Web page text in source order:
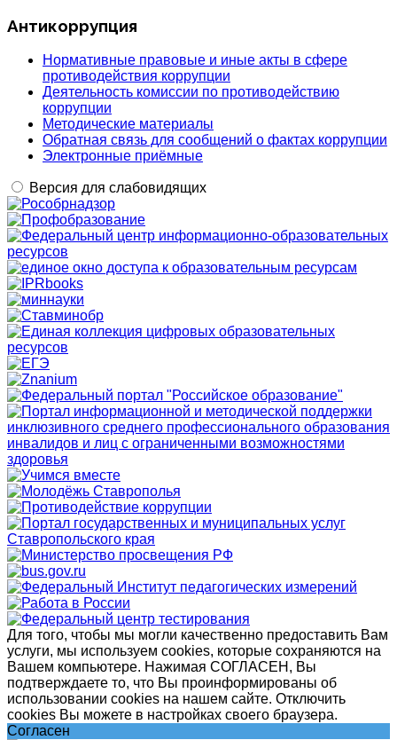
Антикоррупция
Нормативные правовые и иные акты в сфере
противодействия коррупции
Деятельность комиссии по противодействию
коррупции
Методические материалы
Обратная связь для сообщений о фактах коррупции
Электронные приёмные
Версия для слабовидящих
Для того, чтобы мы могли качественно предоставить Вам
услуги, мы используем cookies, которые сохраняются на
Вашем компьютере. Нажимая СОГЛАСЕН, Вы
подтверждаете то, что Вы проинформированы об
использовании cookies на нашем сайте. Отключить
cookies Вы можете в настройках своего браузера.
Согласен